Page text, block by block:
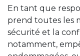
En tant que
prend toutes les
sécurité et la
notamment,